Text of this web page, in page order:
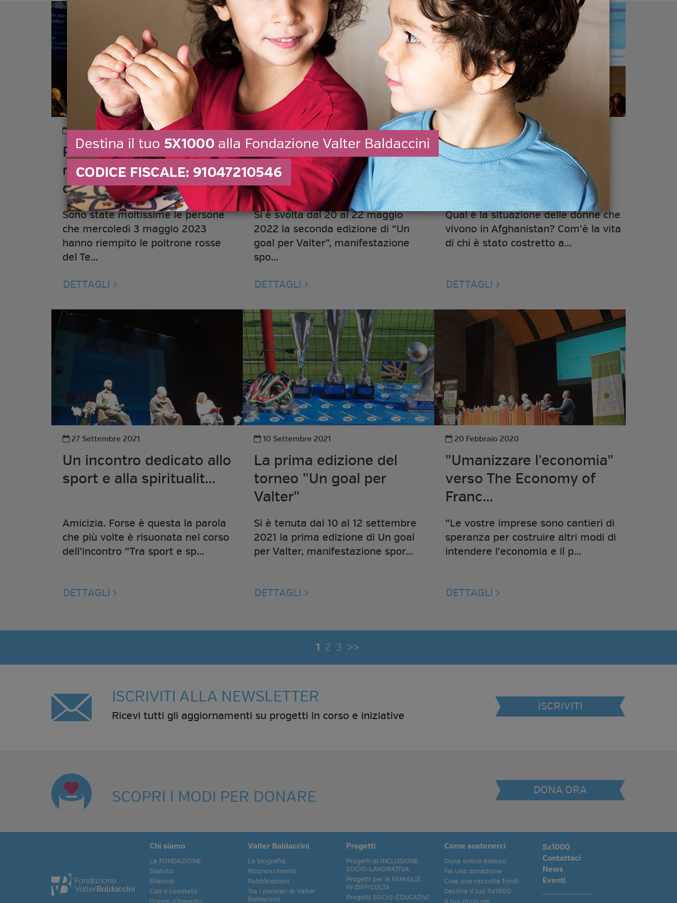
03 Maggio 2023
Presentazione della
raccolta degli scritti e dei
d...
Sono state moltissime le persone
che mercoledì 3 maggio 2023
hanno riempito le poltrone rosse
del Te...
DETTAGLI
26 Maggio 2022
"Un goal per Valter”, la
seconda edizione
Si è svolta dal 20 al 22 maggio
2022 la seconda edizione di “Un
goal per Valter”, manifestazione
spo...
DETTAGLI
07 Maggio 2022
"Essere donna in
Afghanistan"
Qual è la situazione delle donne che
vivono in Afghanistan? Com’è la vita
di chi è stato costretto a...
DETTAGLI
27 Settembre 2021
Un incontro dedicato allo
sport e alla spiritualit...
Amicizia. Forse è questa la parola
che più volte è risuonata nel corso
dell’incontro “Tra sport e sp...
DETTAGLI
10 Settembre 2021
La prima edizione del
torneo "Un goal per
Valter"
Si è tenuta dal 10 al 12 settembre
2021 la prima edizione di Un goal
per Valter, manifestazione spor...
DETTAGLI
20 Febbraio 2020
"Umanizzare l'economia"
verso The Economy of
Franc...
“Le vostre imprese sono cantieri di
speranza per costruire altri modi di
intendere l’economia e il p...
DETTAGLI
1 2 3 >>
ISCRIVITI ALLA NEWSLETTER
Ricevi tutti gli aggiornamenti su progetti in corso e iniziative
ISCRIVITI
SCOPRI I MODI PER DONARE DONA ORA
Chi siamo
La FONDAZIONE
Statuto
Bilancio
Cda e comitato
Donne d'impatto
Valter Baldaccini
La biografia
Riconoscimenti
Pubblicazioni
Tra i pensieri di Valter
Baldaccini
Progetti
Progetti di INCLUSIONE
SOCIO-LAVORATIVA
Progetti per le FAMIGLIE
IN DIFFICOLTÀ
Progetti SOCIO-EDUCATIVI
Come sostenerci
Dona online adesso
Fai una donazione
Crea una raccolta fondi
Destina il tuo 5x1000
Il tuo dono nel
5x1000
Contattaci
News
Eventi